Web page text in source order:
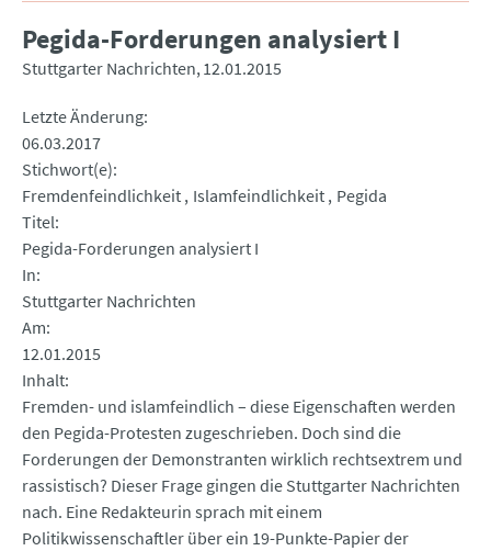
Pegida-Forderungen analysiert I
Stuttgarter Nachrichten 12.01.2015
Letzte Änderung
06.03.2017
Stichwort(e)
Fremdenfeindlichkeit Islamfeindlichkeit Pegida
Titel
Pegida-Forderungen analysiert I
In
Stuttgarter Nachrichten
Am
12.01.2015
Inhalt
Fremden- und islamfeindlich – diese Eigenschaften werden
den Pegida-Protesten zugeschrieben. Doch sind die
Forderungen der Demonstranten wirklich rechtsextrem und
rassistisch? Dieser Frage gingen die Stuttgarter Nachrichten
nach. Eine Redakteurin sprach mit einem
Politikwissenschaftler über ein 19-Punkte-Papier der